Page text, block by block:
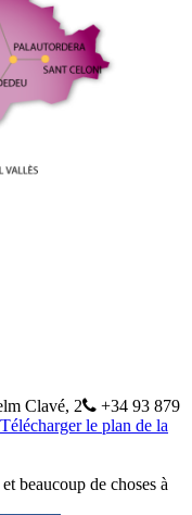
Clavé, 2
+34 93 879
Télécharger le plan de la
beaucoup de choses à